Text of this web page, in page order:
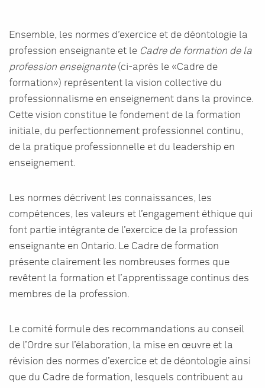
Ensemble, les normes d’exercice et de déontologie la
profession enseignante et le Cadre de formation de la
profession enseignante(ci-après le «Cadre de
formation») représentent la vision collective du
professionnalisme en enseignement dans la province.
Cette vision constitue le fondement de la formation
initiale, du perfectionnement professionnel continu,
de la pratique professionnelle et du leadership en
enseignement.
Les normes décrivent les connaissances, les
compétences, les valeurs et l’engagement éthique qui
font partie intégrante de l’exercice de la profession
enseignante en Ontario. Le Cadre de formation
présente clairement les nombreuses formes que
revêtent la formation et l’apprentissage continus des
membres de la profession.
Le comité formule des recommandations au conseil
de l’Ordre sur l’élaboration, la mise en œuvre et la
révision des normes d’exercice et de déontologie ainsi
que du Cadre de formation, lesquels contribuent au